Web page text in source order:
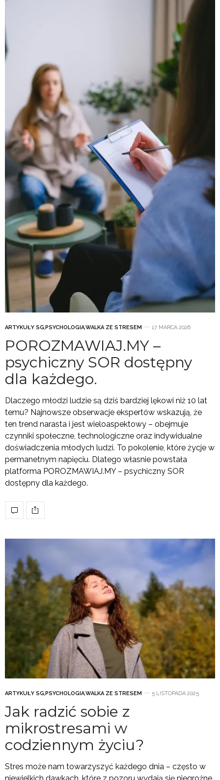
ARTYKUŁY SG,PSYCHOLOGIA,WALKA ZE STRESEM 17 MARCA 2026
POROZMAWIAJ.MY –
psychiczny SOR dostępny
dla każdego.
Dlaczego młodzi ludzie są dziś bardziej lękowi niż 10 lat
temu? Najnowsze obserwacje ekspertów wskazują, że
ten trend narasta i jest wieloaspektowy – obejmuje
czynniki społeczne, technologiczne oraz indywidualne
doświadczenia młodych ludzi. To pokolenie, które życje w
permanetnym napięciu. Dlatego własnie powstała
platforma POROZMAWIAJ.MY – psychiczny SOR
dostępny dla każdego.
ARTYKUŁY SG,PSYCHOLOGIA,WALKA ZE STRESEM 5 LISTOPADA 2025
Jak radzić sobie z
mikrostresami w
codziennym życiu?
Stres może nam towarzyszyć każdego dnia – często w